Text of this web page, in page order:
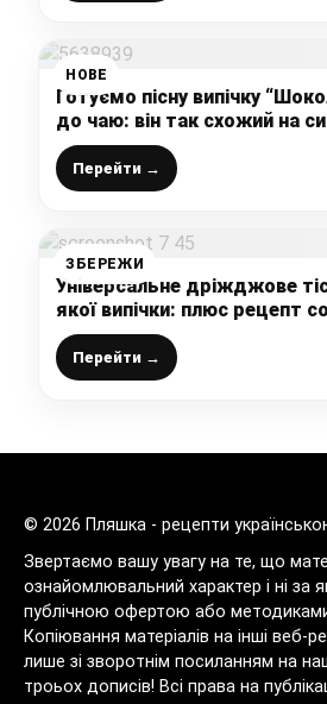
НОВЕ
Готуємо пісну випічку
до чаю: він так схожий на
тортик, бюджетний і
Перейти →
ЗБЕРЕЖИ
Універсальне дріжджове
якої випічки: плюс рецепт
пиріжків зі щавлем
Перейти →
© 2026 Пляшка - рецепти
Звертаємо вашу увагу на те, що
ознайомлювальний характер і ні за
публічною офертою або методиками
Копіювання матеріалів на інші веб-
лише зі зворотнім посиланням на
троьох дописів! Всі права на